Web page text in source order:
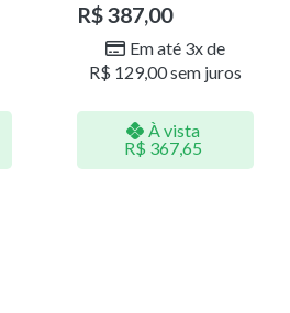
R$387,00
Em até 3x de
R$ 129,00sem juros
À vista
R$ 367,65